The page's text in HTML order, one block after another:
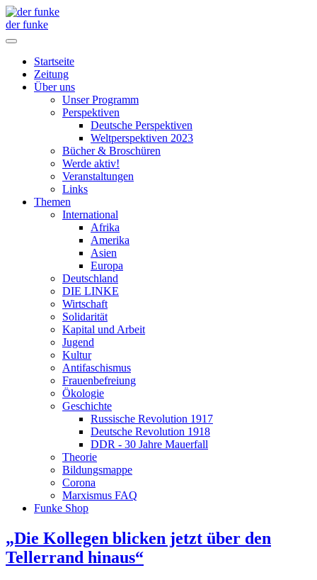
der funke
Startseite
Zeitung
Über uns
Unser Programm
Perspektiven
Deutsche Perspektiven
Weltperspektiven 2023
Bücher & Broschüren
Werde aktiv!
Veranstaltungen
Links
Themen
International
Afrika
Amerika
Asien
Europa
Deutschland
DIE LINKE
Wirtschaft
Solidarität
Kapital und Arbeit
Jugend
Kultur
Antifaschismus
Frauenbefreiung
Ökologie
Geschichte
Russische Revolution 1917
Deutsche Revolution 1918
DDR - 30 Jahre Mauerfall
Theorie
Bildungsmappe
Corona
Marxismus FAQ
Funke Shop
„Die Kollegen blicken jetzt über den
Tellerrand hinaus“